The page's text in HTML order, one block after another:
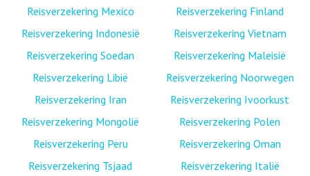
Reisverzekering Mexico
Reisverzekering Indonesië
Reisverzekering Soedan
Reisverzekering Libië
Reisverzekering Iran
Reisverzekering Mongolië
Reisverzekering Peru
Reisverzekering Tsjaad
Reisverzekering Finland
Reisverzekering Vietnam
Reisverzekering Maleisië
Reisverzekering Noorwegen
Reisverzekering Ivoorkust
Reisverzekering Polen
Reisverzekering Oman
Reisverzekering Italië